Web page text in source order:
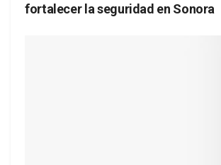
fortalecer la seguridad en Sonora